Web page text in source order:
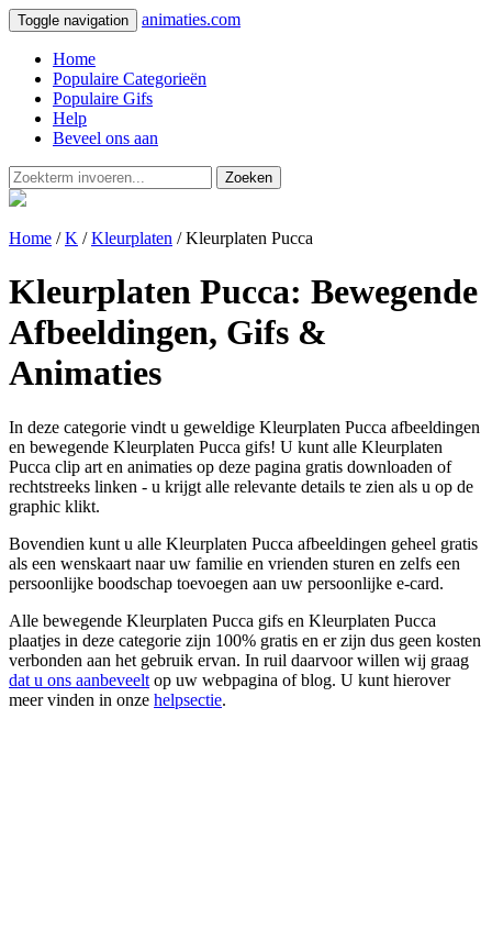
Toggle navigation animaties.com
Home
Populaire Categorieën
Populaire Gifs
Help
Beveel ons aan
Zoeken
Home /K /Kleurplaten / Kleurplaten Pucca
Kleurplaten Pucca: Bewegende
Afbeeldingen, Gifs &
Animaties
In deze categorie vindt u geweldige Kleurplaten Pucca afbeeldingen
en bewegende Kleurplaten Pucca gifs! U kunt alle Kleurplaten
Pucca clip art en animaties op deze pagina gratis downloaden of
rechtstreeks linken - u krijgt alle relevante details te zien als u op de
graphic klikt.
Bovendien kunt u alle Kleurplaten Pucca afbeeldingen geheel gratis
als een wenskaart naar uw familie en vrienden sturen en zelfs een
persoonlijke boodschap toevoegen aan uw persoonlijke e-card.
Alle bewegende Kleurplaten Pucca gifs en Kleurplaten Pucca
plaatjes in deze categorie zijn 100% gratis en er zijn dus geen kosten
verbonden aan het gebruik ervan. In ruil daarvoor willen wij graag
dat u ons aanbeveelt op uw webpagina of blog. U kunt hierover
meer vinden in onze helpsectie.